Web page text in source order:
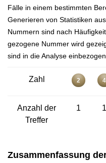
Fälle in einem bestimmten
Generieren von Statistiken
Nummern sind nach
gezogene Nummer wird
sind in die Analyse einbezogen.
Zahl 2 4
Anzahl der
Treffer
1 1
Zusammenfassung